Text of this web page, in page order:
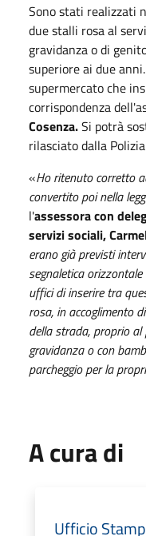
Sono stati realizzati
due stalli rosa al
gravidanza o di
superiore ai due
supermercato che
corrispondenza
Cosenza.Si potrà
rilasciato dalla
«Ho ritenuto corretto
convertito poi nella
l'assessora con
servizi sociali,
erano già previsti
segnaletica
uffici di inserire tra
rosa, in accoglimento
della strada, proprio
gravidanza o con
parcheggio per la
A cura di
Ufficio